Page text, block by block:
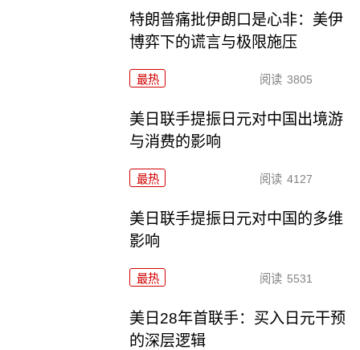
特朗普痛批伊朗口是心非：美伊
博弈下的谎言与极限施压
最热 阅读 3805
美日联手提振日元对中国出境游
与消费的影响
最热 阅读 4127
美日联手提振日元对中国的多维
影响
最热 阅读 5531
美日28年首联手：买入日元干预
的深层逻辑